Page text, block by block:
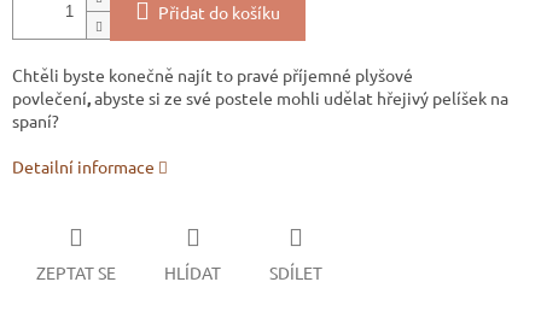
Přidat do košíku
Chtěli byste konečně najít to pravé příjemné plyšové
povlečení,abyste si ze své postele mohli udělat hřejivý pelíšek na
spaní?
Detailní informace
ZEPTAT SE HLÍDAT SDÍLET